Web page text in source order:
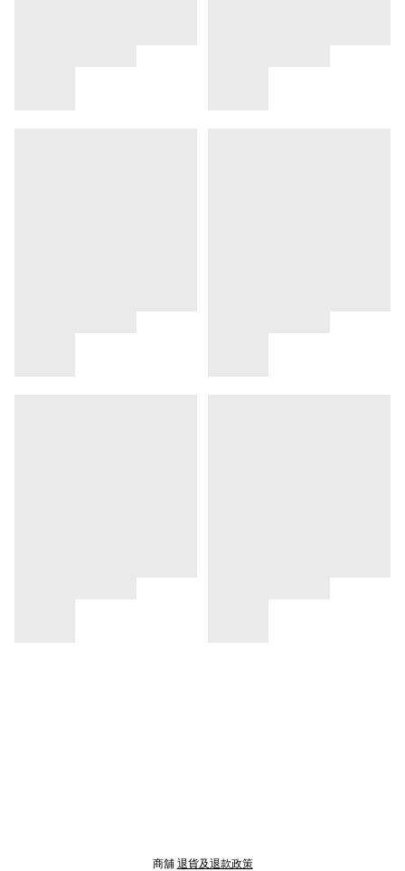
商舖 退貨及退款政策